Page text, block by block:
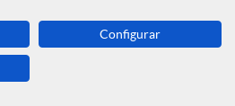
ligado a las ayudas
Generation EU ya
Configurar